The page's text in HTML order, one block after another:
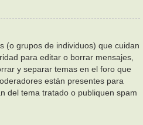
(o grupos de individuos) que cuidan
para editar o borrar mensajes,
y separar temas en el foro que
están presentes para
del tema tratado o publiquen spam